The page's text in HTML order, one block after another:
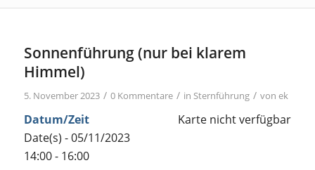
Sonnenführung (nur bei klarem
Himmel)
5. November 2023 / 0 Kommentare / in Sternführung / von ek
Karte nicht verfügbar
Datum/Zeit
Date(s) - 05/11/2023
14:00 - 16:00